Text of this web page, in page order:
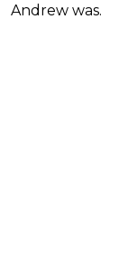
Andrew was.